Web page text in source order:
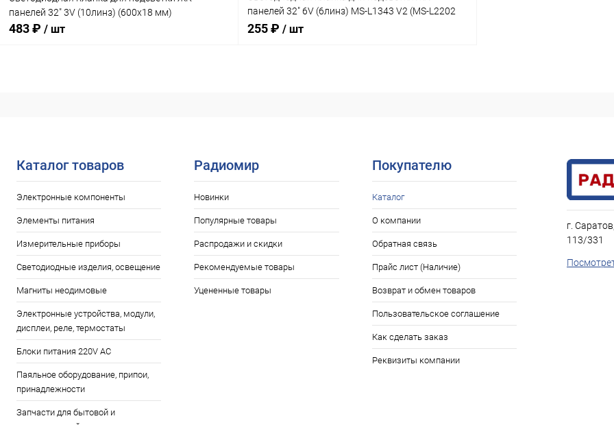
панелей 32" 3V (10линз) (600х18 мм)
483 ₽ / шт
панелей 32" 6V (6линз) MS-L1343 V2 (MS-L2202
V2)
255 ₽ / шт
Каталог товаров
Электронные компоненты
Элементы питания
Измерительные приборы
Светодиодные изделия, освещение
Магниты неодимовые
Электронные устройства, модули,
дисплеи, реле, термостаты
Блоки питания 220V AC
Паяльное оборудование, припои,
принадлежности
Запчасти для бытовой и
Радиомир
Новинки
Популярные товары
Распродажи и скидки
Рекомендуемые товары
Уцененные товары
Покупателю
Каталог
О компании
Обратная связь
Прайс лист (Наличие)
Возврат и обмен товаров
Пользовательское соглашение
Как сделать заказ
Реквизиты компании
г.
113/331